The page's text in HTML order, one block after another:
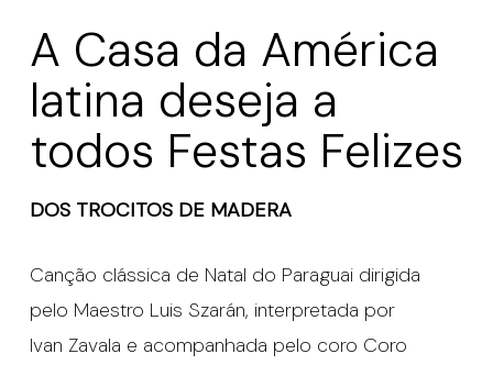
A Casa da América
latina deseja a
todos Festas Felizes
DOS TROCITOS DE MADERA
Canção clássica de Natal do Paraguai dirigida
pelo Maestro Luis Szarán, interpretada por
Ivan Zavala e acompanhada pelo coro Coro